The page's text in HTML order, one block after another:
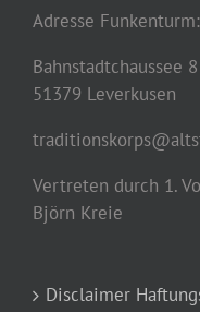
Adresse Funkenturm:
Bahnstadtchaussee 8
51379 Leverkusen
Vertreten durch 1.
Björn Kreie
Disclaimer